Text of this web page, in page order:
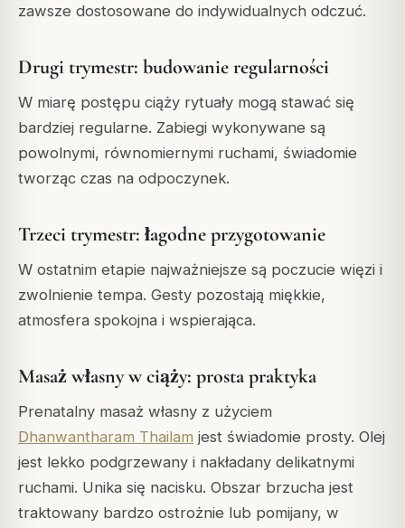
zawsze dostosowane do indywidualnych odczuć.
Drugi trymestr: budowanie regularności
W miarę postępu ciąży rytuały mogą stawać się
bardziej regularne. Zabiegi wykonywane są
powolnymi, równomiernymi ruchami, świadomie
tworząc czas na odpoczynek.
Trzeci trymestr: łagodne przygotowanie
W ostatnim etapie najważniejsze są poczucie więzi i
zwolnienie tempa. Gesty pozostają miękkie,
atmosfera spokojna i wspierająca.
Masaż własny w ciąży: prosta praktyka
Prenatalny masaż własny z użyciem
Dhanwantharam Thailam jest świadomie prosty. Olej
jest lekko podgrzewany i nakładany delikatnymi
ruchami. Unika się nacisku. Obszar brzucha jest
traktowany bardzo ostrożnie lub pomijany, w